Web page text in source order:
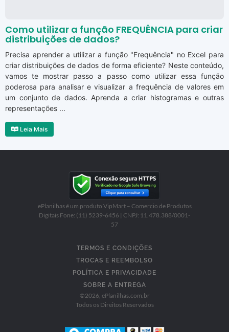
Como utilizar a função FREQUÊNCIA para criar
distribuições de dados?
Precisa aprender a utilizar a função "Frequência" no Excel para
criar distribuições de dados de forma eficiente? Neste conteúdo,
vamos te mostrar passo a passo como utilizar essa função
poderosa para analisar e visualizar a frequência de valores em
um conjunto de dados. Aprenda a criar histogramas e outras
representações ...
Leia Mais
ePlanilhas é um produto VipMart – Comercio de Produtos
Digitais Fone: (11) 5239-6456 | CNPJ: 11.478.388/0001-
57
TERMOS E CONDIÇÕES
TROCAS E REEMBOLSO
POLÍTICA E PRIVACIDADE
SOBRE A ENTREGA
©2026 , ePlanilhas.com.br
Todos os Direitos Reservados